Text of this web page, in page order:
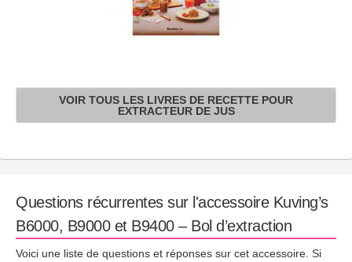
VOIR TOUS LES LIVRES DE RECETTE POUR
EXTRACTEUR DE JUS
Questions récurrentes sur l'accessoire Kuving’s
B6000, B9000 et B9400 – Bol d’extraction
Voici une liste de questions et réponses sur cet accessoire. Si